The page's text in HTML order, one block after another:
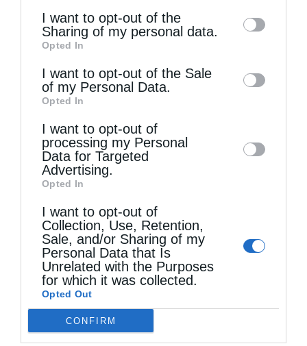
information by third parties on the IAB’s list
of downstream participants. This
information may also be disclosed by us to
third parties on theIAB’s List of
Downstream Participants
disclose it to other third parties.
I want to opt-out of the
Sharing of my personal data.
Opted In
I want to opt-out of the Sale
of my Personal Data.
Opted In
I want to opt-out of
processing my Personal
Data for Targeted
Advertising.
Opted In
I want to opt-out of
Collection, Use, Retention,
Sale, and/or Sharing of my
Personal Data that Is
Unrelated with the Purposes
for which it was collected.
Opted Out
CONFIRM
κριτικές. Δεν είναι λίγοι εκείνοι που
αναγνωρίζουν στο πρόσωπό του τον
λαοπλάνο αγύρτη, τον μοναχό αμόναχο που
«αυτόκλητος» αυτοχρίσθηκε σωτήρας της
κόσμο γύρω του. Στην αντίπερα όχθη, χορεία
όπου κατατάσσεται και ο γράφων διά της
παρούσης αναφοράς, ο Παπουλάκος
αποτέλεσε και αποτελεί βακτηρία και
παραμυθία ψυχών, άνθος μυρίπνοο,
στυλοβάτης της Πίστεως και της πατρίδος,
αγέρωχος πρόμαχος των ιερών και οσίων!
Ακόμη και τώρα, σαν να αντηχούν στα αυτιά